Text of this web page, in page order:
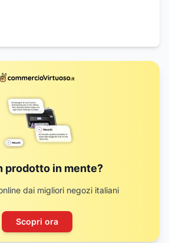
prodotto in mente?
dai migliori negozi italiani
Scopri ora